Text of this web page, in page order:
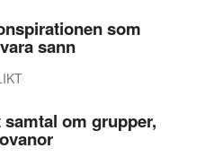
som
sann
om grupper,